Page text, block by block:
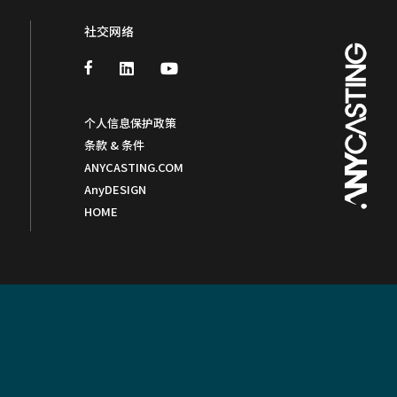
社交网络
个人信息保护政策
条款 & 条件
ANYCASTING.COM
AnyDESIGN
HOME